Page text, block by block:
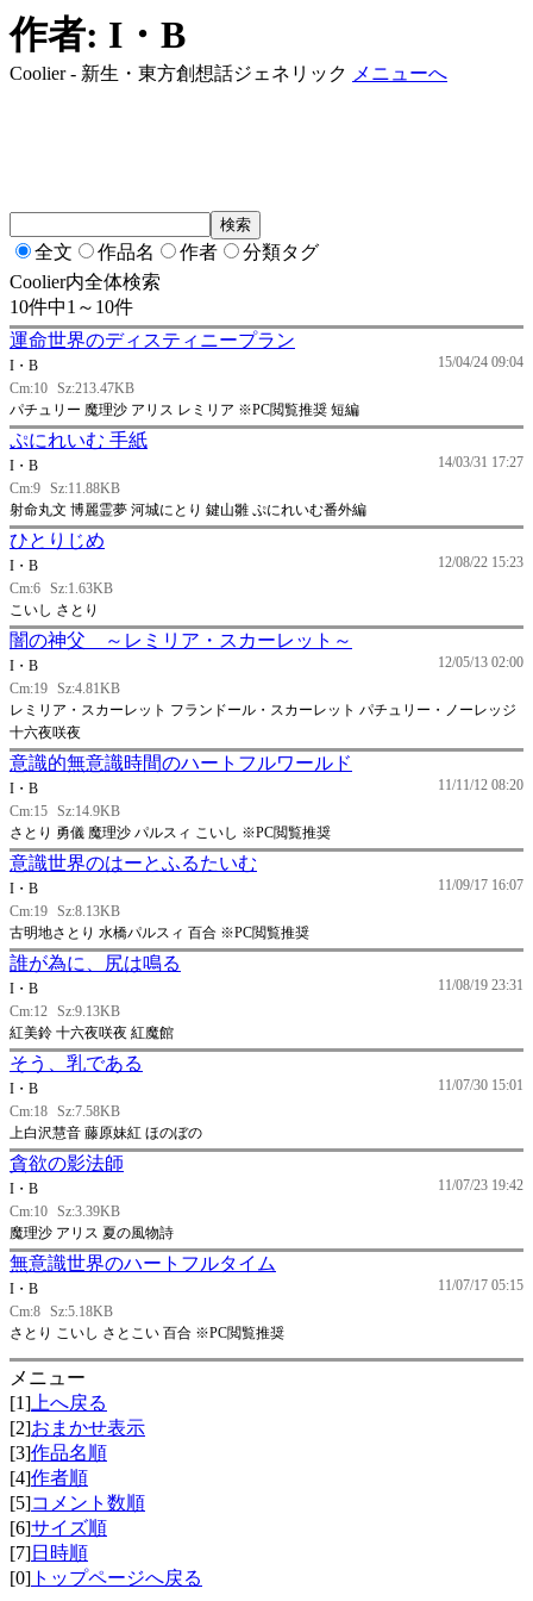
作者: I・B
Coolier - 新生・東方創想話ジェネリック メニューへ
全文 作品名 作者
分類タグ
Coolier内全体検索
10件中1～10件
運命世界のディスティニープラン
15/04/24 09:04
I・B
Cm:10 Sz:213.47KB
パチュリー 魔理沙 アリス レミリア ※PC閲覧推奨 短編
ぷにれいむ 手紙
14/03/31 17:27
I・B
Cm:9 Sz:11.88KB
射命丸文 博麗霊夢 河城にとり 鍵山雛 ぷにれいむ番外編
ひとりじめ
12/08/22 15:23
I・B
Cm:6 Sz:1.63KB
こいし さとり
闇の神父 ～レミリア・スカーレット～
12/05/13 02:00
I・B
Cm:19 Sz:4.81KB
レミリア・スカーレット フランドール・スカーレット パチュリー・ノーレッジ
十六夜咲夜
意識的無意識時間のハートフルワールド
11/11/12 08:20
I・B
Cm:15 Sz:14.9KB
さとり 勇儀 魔理沙 パルスィ こいし ※PC閲覧推奨
意識世界のはーとふるたいむ
11/09/17 16:07
I・B
Cm:19 Sz:8.13KB
古明地さとり 水橋パルスィ 百合 ※PC閲覧推奨
誰が為に、尻は鳴る
11/08/19 23:31
I・B
Cm:12 Sz:9.13KB
紅美鈴 十六夜咲夜 紅魔館
そう、乳である
11/07/30 15:01
I・B
Cm:18 Sz:7.58KB
上白沢慧音 藤原妹紅 ほのぼの
貪欲の影法師
11/07/23 19:42
I・B
Cm:10 Sz:3.39KB
魔理沙 アリス 夏の風物詩
無意識世界のハートフルタイム
11/07/17 05:15
I・B
Cm:8 Sz:5.18KB
さとり こいし さとこい 百合 ※PC閲覧推奨
メニュー
[1] 上へ戻る
[2]おまかせ表示
[3]作品名順
[4]作者順
[5]コメント数順
[6]サイズ順
[7]日時順
[0] トップページへ戻る